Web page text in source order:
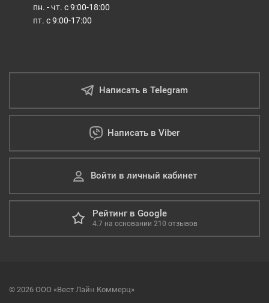
пн. - чт. с 9:00-18:00
пт. с 9:00-17:00
Написать в Telegram
Написать в Viber
Войти в личный кабинет
Рейтинг в Google
4.7 на основании 210 отзывов
© 2026 ООО «Вест Лайн Коммерц»